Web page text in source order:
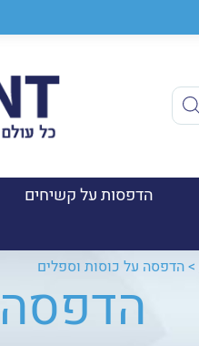
הדפסות על קשיחים
>הדפסה על כוסות וספלים